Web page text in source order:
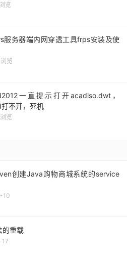
览
服务器端内网穿透工具frps安装及使
览
一直提示打开acadiso.dwt，
不开，死机
览
创建Java购物商城系统的service
10
的重载